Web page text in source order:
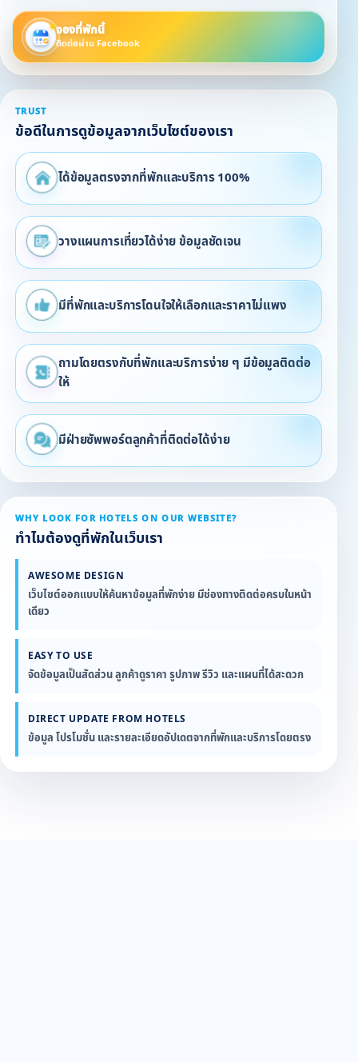
จองที่พักนี้
ติดต่อผ่าน Facebook
TRUST
ข้อดีในการดูข้อมูลจากเว็บไซต์ของเรา
ได้ข้อมูลตรงจากที่พักและบริการ 100%
วางแผนการเที่ยวได้ง่าย ข้อมูลชัดเจน
มีที่พักและบริการโดนใจให้เลือกและราคาไม่แพง
ถามโดยตรงกับที่พักและบริการง่าย ๆ มีข้อมูลติดต่อ
ให้
มีฝ่ายซัพพอร์ตลูกค้าที่ติดต่อได้ง่าย
WHY LOOK FOR HOTELS ON OUR WEBSITE?
ทำไมต้องดูที่พักในเว็บเรา
AWESOME DESIGN
เว็บไซต์ออกแบบให้ค้นหาข้อมูลที่พักง่าย มีช่องทางติดต่อครบในหน้า
เดียว
EASY TO USE
จัดข้อมูลเป็นสัดส่วน ลูกค้าดูราคา รูปภาพ รีวิว และแผนที่ได้สะดวก
DIRECT UPDATE FROM HOTELS
ข้อมูล โปรโมชั่น และรายละเอียดอัปเดตจากที่พักและบริการโดยตรง